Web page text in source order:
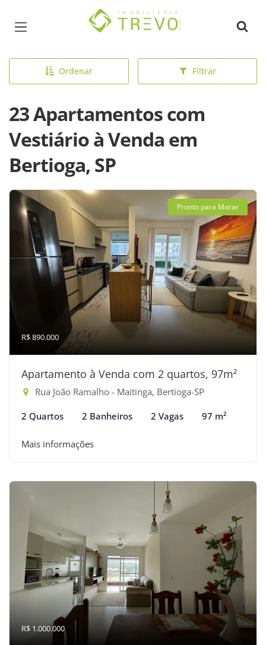
Página inicial
Ordenar Filtrar
23 Apartamentos com
Vestiário à Venda em
Bertioga, SP
Pronto para Morar
R$ 890.000
Apartamento à Venda com 2 quartos, 97m²
Rua João Ramalho - Maitinga, Bertioga-SP
2 Quartos 2 Banheiros 2 Vagas 97 m²
Mais informações
R$ 1.000.000